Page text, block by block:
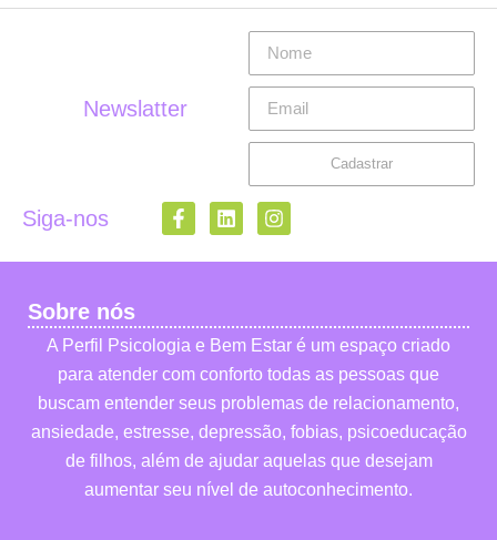
Newslatter
Cadastrar
Siga-nos
Sobre nós
A Perfil Psicologia e Bem Estar é um espaço criado
para atender com conforto todas as pessoas que
buscam entender seus problemas de relacionamento,
ansiedade, estresse, depressão, fobias, psicoeducação
de filhos, além de ajudar aquelas que desejam
aumentar seu nível de autoconhecimento.